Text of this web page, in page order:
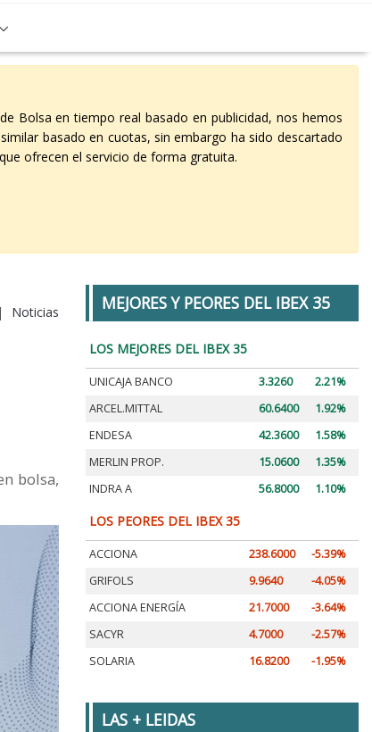
Bolsa en tiempo real basado en publicidad, nos hemos
basado en cuotas, sin embargo ha sido descartado
ofrecen el servicio de forma gratuita.
| Noticias
bolsa,
MEJORES Y PEORES DEL IBEX 35
LOS MEJORES DEL IBEX 35
UNICAJA BANCO 3.3260
2.21%
ARCEL.MITTAL
60.6400
1.92%
ENDESA
42.3600
1.58%
MERLIN PROP.
15.0600
1.35%
INDRA A
56.8000 1.10%
LOS PEORES DEL IBEX 35
ACCIONA 238.6000
-5.39%
GRIFOLS
9.9640
-4.05%
ACCIONA ENERGÍA
21.7000
-3.64%
SACYR
4.7000
-2.57%
SOLARIA
16.8200 -1.95%
LAS + LEIDAS